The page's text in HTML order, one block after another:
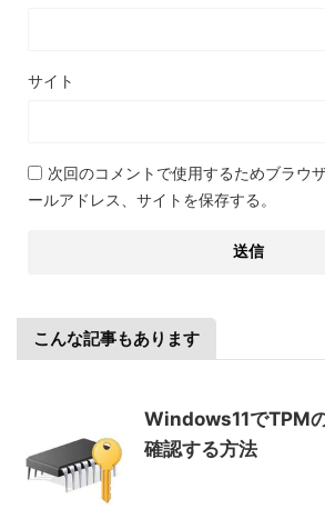
サイト
次回のコメントで使用するためブラウ
ールアドレス、サイトを保存する。
こんな記事もあります
Windows11でTPM
確認する方法